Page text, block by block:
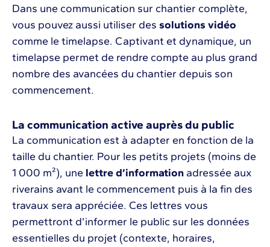
Dans une communication sur chantier complète,
vous pouvez aussi utiliser des solutions vidéo
comme le timelapse. Captivant et dynamique, un
timelapse permet de rendre compte au plus grand
nombre des avancées du chantier depuis son
commencement.
La communication active auprès du public
La communication est à adapter en fonction de la
taille du chantier. Pour les petits projets (moins de
1 000 m²), une lettre d’information adressée aux
riverains avant le commencement puis à la fin des
travaux sera appréciée. Ces lettres vous
permettront d’informer le public sur les données
essentielles du projet (contexte, horaires,